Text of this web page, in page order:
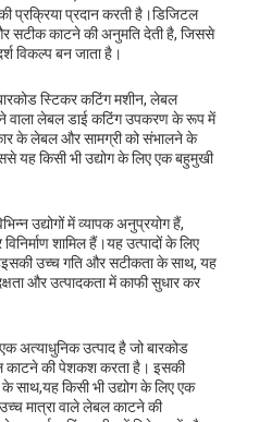
प्रदान करती है।डिजिटल
सटीक काटने की अनुमति देती है, जिससे
विकल्प बन जाता है।
स्टिकर कटिंग मशीन, लेबल
वाला लेबल डाई कटिंग उपकरण के रूप में
के लेबल और सामग्री को संभालने के
यह किसी भी उद्योग के लिए एक बहुमुखी
उद्योगों में व्यापक अनुप्रयोग हैं,
शामिल हैं।यह उत्पादों के लिए
उच्च गति और सटीकता के साथ, यह
और उत्पादकता में काफी सुधार कर
अत्याधुनिक उत्पाद है जो बारकोड
की पेशकश करता है। इसकी
किसी भी उद्योग के लिए एक
मात्रा वाले लेबल काटने की